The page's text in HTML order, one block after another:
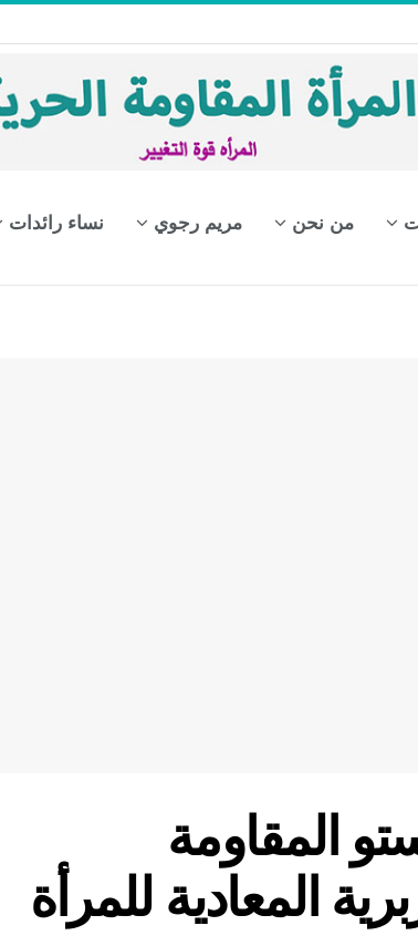
من نحن مريم رجوي نساء رائدات
المقاومة
المعادية للمرأة